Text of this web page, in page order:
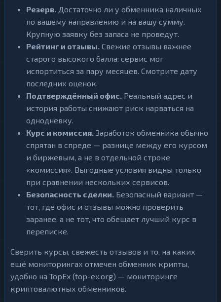
Резерв. Достаточно ли у обменника наличных
по вашему направлению и на вашу сумму.
Крупную заявку без запаса не проведут.
Рейтинг и отзывы. Свежие отзывы важнее
старого высокого балла: сервис мог
испортиться за пару месяцев. Смотрите дату
последних оценок.
Подтверждённый офис. Реальный адрес и
история работы снижают риск нарваться на
однодневку.
Курс и комиссия. Заработок обменника обычно
спрятан в спреде — разнице между его курсом
и биржевым, а не в отдельной строке
«комиссия». Выгодные условия видны только
при сравнении нескольких сервисов.
Безопасность сделки. Безопасный вариант —
тот, где офис и отзывы можно проверить
заранее, а не тот, что обещает лучший курс в
переписке.
Сверить курсы, свежесть отзывов и то, на каких
ещё мониторингах отмечен обменник крипты,
удобно на TopEx (top-ex.org) — мониторинге
криптовалютных обменников.